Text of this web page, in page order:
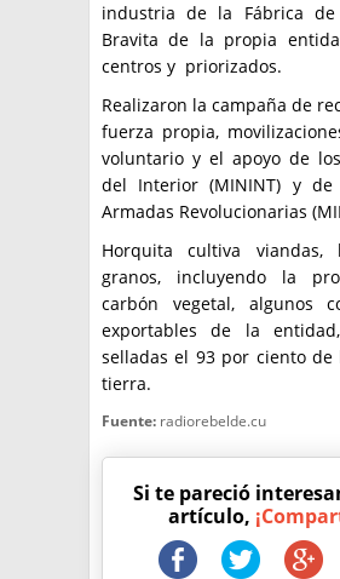
industria de la Fábrica
Bravita de la propia
centros y priorizados.
Realizaron la campaña de
fuerza propia,
voluntario y el apoyo de
del Interior (MININT) y de
Armadas Revolucionarias
Horquita cultiva viandas,
granos, incluyendo la
carbón vegetal, algunos
exportables de la
selladas el 93 por ciento de
tierra.
Fuente: radiorebelde.cu
Si te pareció
artículo,